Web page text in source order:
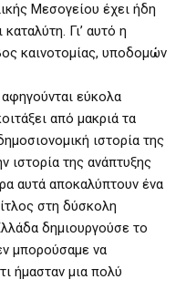
Μεσογείου έχει ήδη
Γι’ αυτό η
καινοτομίας, υποδομών
εύκολα
από μακριά τα
ιστορία της
ιστορία της ανάπτυξης
αυτά αποκαλύπτουν ένα
στη δύσκολη
δημιουργούσε το
μπορούσαμε να
ήμασταν μια πολύ